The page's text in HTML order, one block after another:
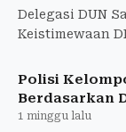
Delegasi DUN
Keistimewaan
Polisi
Berdasarkan
1 minggu lalu